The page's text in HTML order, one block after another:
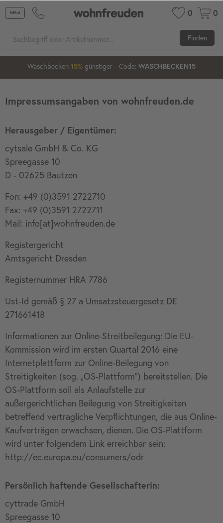
0 0
Finden
22 46 56
Waschbecken 15% günstiger - Code: WASCHBECKEN15
20%
Impressumsangaben von wohnfreuden.de
Herausgeber / Eigentümer:
cytsale GmbH & Co. KG
Spreegasse 10
D - 02625 Bautzen
Fon: +49 (0)3591 2722710
Fax: +49 (0)3591 2722711
Mail: info[at]wohnfreuden.de
Registergericht
Amtsgericht Dresden
Registernummer HRA 7786
Ust-Id gemäß § 27 a Umsatzsteuergesetz DE
271661418
Informationen zur Online-Streitbeilegung: Die EU-
Kommission wird im ersten Quartal 2016 eine
Internetplattform zur Online-Beilegung von
Streitigkeiten (sog. „OS-Plattform“) bereitstellen. Die
OS-Plattform soll als Anlaufstelle zur
außergerichtlichen Beilegung von Streitigkeiten
betreffend vertragliche Verpflichtungen, die aus Online-
Kaufverträgen erwachsen, dienen. Die OS-Plattform
wird unter folgendem Link erreichbar sein:
http://ec.europa.eu/consumers/odr
Persönlich haftende Gesellschafterin:
cyttrade GmbH
Spreegasse 10